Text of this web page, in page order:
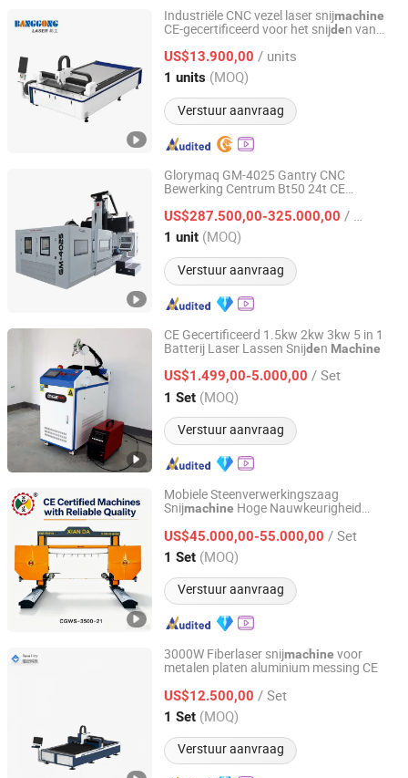
Industriële CNC vezel laser snijmachine
CE-gecertificeerd voor het snijden van
US$13.900,00 / units
1 units (MOQ)
Verstuur aanvraag
Foshan Banggong Machinery Equipment Co., Ltd.
Guangdong, China Sinds 2024
Glorymaq GM-4025 Gantry CNC
Bewerking Centrum Bt50 24t CE
FreesmachineTool
US$287.500,00-325.000,00 / unit
1 unit (MOQ)
Verstuur aanvraag
Dongguan Glorymaq Technology Co., Ltd
Guangdong, China Sinds 2025
CE Gecertificeerd 1.5kw 2kw 3kw 5 in 1
Batterij Laser Lassen Snijden Machine
US$1.499,00-5.000,00 / Set
1 Set (MOQ)
Verstuur aanvraag
Razortek CNC Co., Ltd.
Shandong, China Sinds 2025
Mobiele Steenverwerkingszaag
Snijmachine Hoge Nauwkeurigheid
US$45.000,00-55.000,00 / Set
1 Set (MOQ)
Verstuur aanvraag
Fujian Xianda Machinery Co., Ltd.
Fujian, China Sinds 2017
3000W Fiberlaser snijmachine voor
metalen platen aluminium messing CE
US$12.500,00 / Set
1 Set (MOQ)
Verstuur aanvraag
Guangzhou Leigu Technology Co., Ltd.
Sinds 2025